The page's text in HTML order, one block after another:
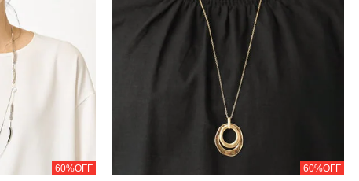
60%OFF 60%OFF